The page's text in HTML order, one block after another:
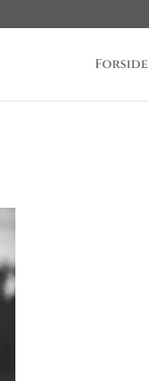
Forside